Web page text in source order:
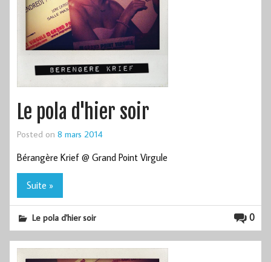
Le pola d'hier soir
Posted on 8 mars 2014
Bérangère Krief @ Grand Point Virgule
Suite »
0
Le pola d'hier soir